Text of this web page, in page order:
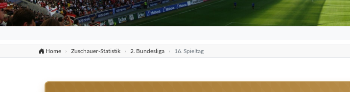
Home Zuschauer-Statistik 2. Bundesliga 16. Spieltag